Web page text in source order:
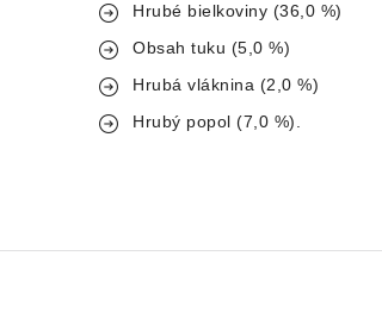
Hrubé bielkoviny (36,0 %)
Obsah tuku (5,0 %)
Hrubá vláknina (2,0 %)
Hrubý popol (7,0 %).